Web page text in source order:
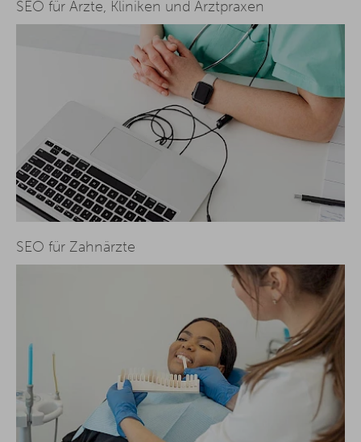
SEO für Ärzte, Kliniken und Arztpraxen
SEO für Zahnärzte